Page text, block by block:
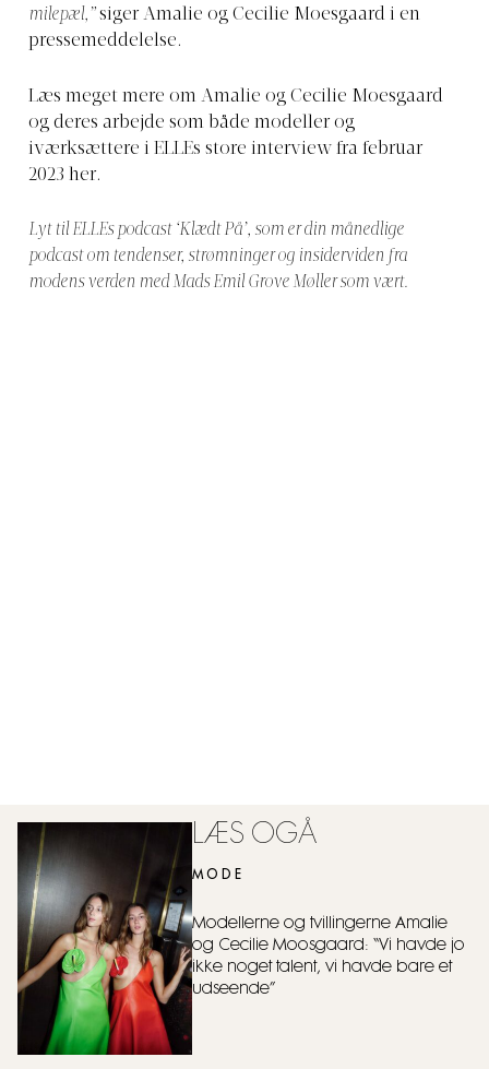
milepæl,”siger Amalie og Cecilie Moesgaard i en
pressemeddelelse.
Læs meget mere om Amalie og Cecilie Moesgaard
og deres arbejde som både modeller og
iværksættere i ELLEs store interview fra februar
2023 her.
Lyt til ELLEs podcast ‘Klædt På’, som er din månedlige
podcast om tendenser, strømninger og insiderviden fra
modens verden med Mads Emil Grove Møller som vært.
LÆS OGÅ
MODE
Modellerne og tvillingerne Amalie
og Cecilie Moosgaard: “Vi havde jo
ikke noget talent, vi havde bare et
udseende”